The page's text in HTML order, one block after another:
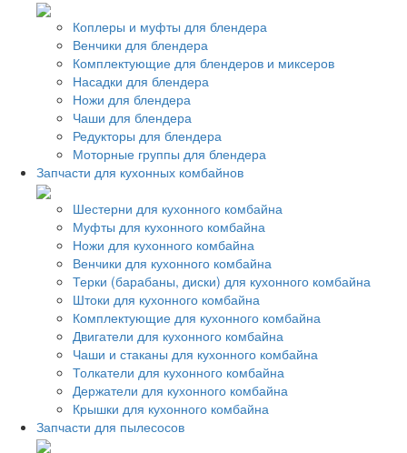
Коплеры и муфты для блендера
Венчики для блендера
Комплектующие для блендеров и миксеров
Насадки для блендера
Ножи для блендера
Чаши для блендера
Редукторы для блендера
Моторные группы для блендера
Запчасти для кухонных комбайнов
Шестерни для кухонного комбайна
Муфты для кухонного комбайна
Ножи для кухонного комбайна
Венчики для кухонного комбайна
Терки (барабаны, диски) для кухонного комбайна
Штоки для кухонного комбайна
Комплектующие для кухонного комбайна
Двигатели для кухонного комбайна
Чаши и стаканы для кухонного комбайна
Толкатели для кухонного комбайна
Держатели для кухонного комбайна
Крышки для кухонного комбайна
Запчасти для пылесосов